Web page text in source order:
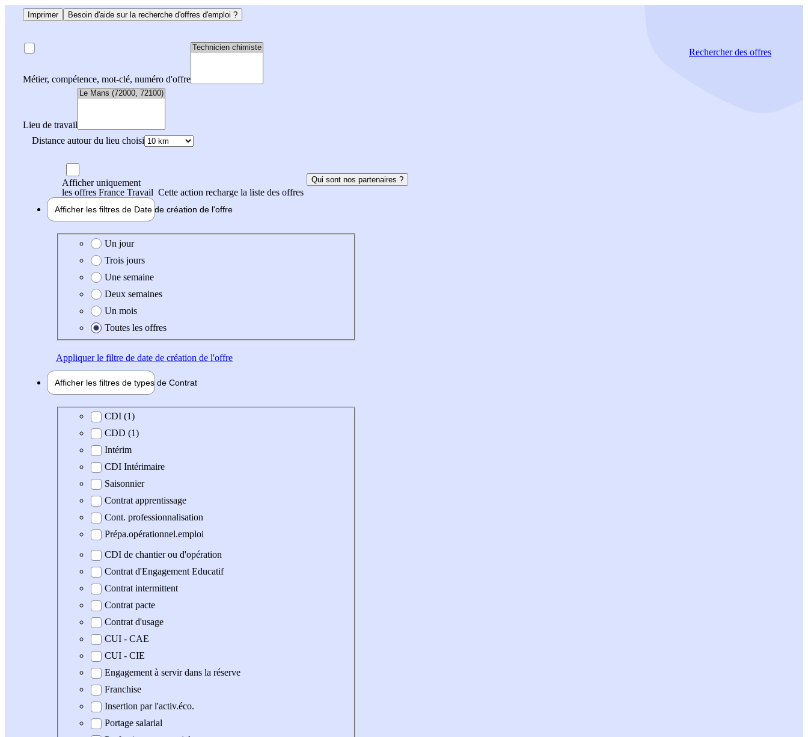
Imprimer Besoin d'aide sur la recherche d'offres d'emploi ?
Métier, compétence, mot-clé, numéro d'offre
Lieu de travail
Distance autour du lieu choisi
Rechercherdes offres
Afficher uniquement
les offres France Travail Cette action recharge la liste des offres
Qui sont nos partenaires ?
Afficher les filtres de Date de création de l'offre
Date de création de l'offre
Un jour
Trois jours
Une semaine
Deux semaines
Un mois
Toutes les offres
Appliquerle filtre de date de création de l'offre
Afficher les filtres de types de Contrat
Type de contrat
CDI (1)
CDD (1)
Intérim
CDI Intérimaire
Saisonnier
Contrat apprentissage
Cont. professionnalisation
Prépa.opérationnel.emploi
CDI de chantier ou d'opération
Contrat d'Engagement Educatif
Contrat intermittent
Contrat pacte
Contrat d'usage
CUI - CAE
CUI - CIE
Engagement à servir dans la réserve
Franchise
Insertion par l'activ.éco.
Portage salarial